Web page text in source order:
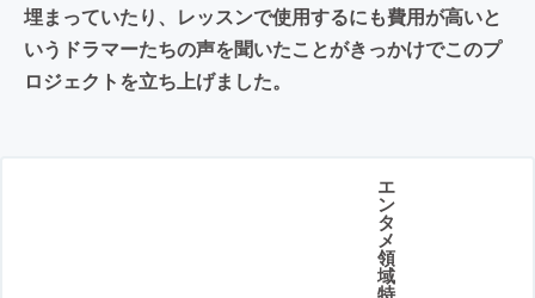
埋まっていたり、レッスンで使用するにも費用が高いと
いうドラマーたちの声を聞いたことがきっかけでこのプ
ロジェクトを立ち上げました。
エ
ン
タ
メ
領
域
特